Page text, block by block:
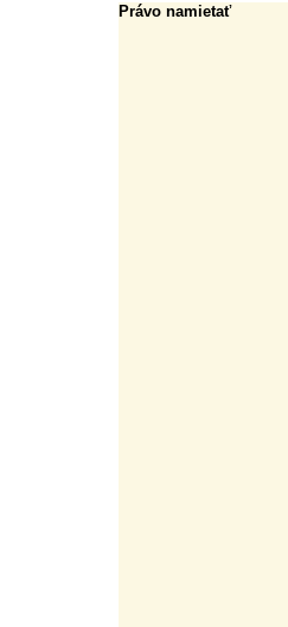
Právo namietať